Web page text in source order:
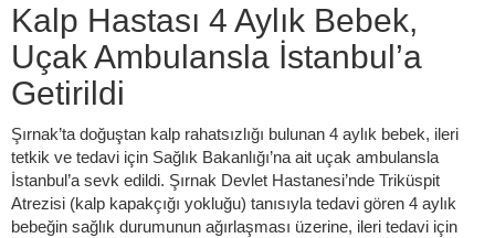
Kalp Hastası 4 Aylık Bebek,
Uçak Ambulansla İstanbul’a
Getirildi
Şırnak’ta doğuştan kalp rahatsızlığı bulunan 4 aylık bebek, ileri
tetkik ve tedavi için Sağlık Bakanlığı’na ait uçak ambulansla
İstanbul’a sevk edildi. Şırnak Devlet Hastanesi’nde Triküspit
Atrezisi (kalp kapakçığı yokluğu) tanısıyla tedavi gören 4 aylık
bebeğin sağlık durumunun ağırlaşması üzerine, ileri tedavi için